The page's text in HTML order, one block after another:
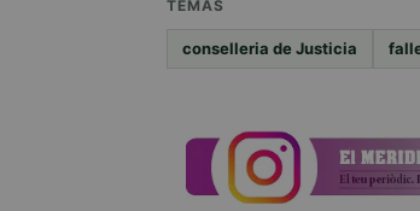
TEMAS
conselleria de Justicia